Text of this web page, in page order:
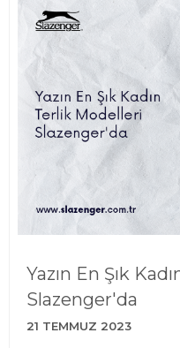
Yazın En Şık
Slazenger'da
21 TEMMUZ 2023